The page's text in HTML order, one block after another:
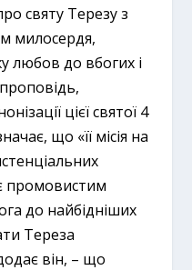
святу Терезу з
милосердя,
до вбогих і
цієї святої 4
що «її місія на
промовистим
до найбідніших
Тереза
він, – що